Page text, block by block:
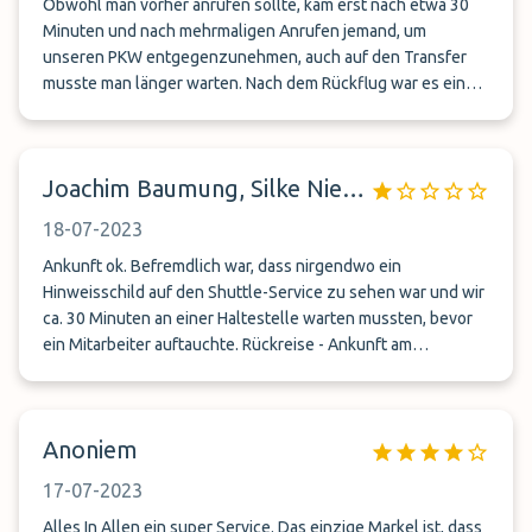
Obwohl man vorher anrufen sollte, kam erst nach etwa 30
Minuten und nach mehrmaligen Anrufen jemand, um
unseren PKW entgegenzunehmen, auch auf den Transfer
musste man länger warten. Nach dem Rückflug war es eine
Stunde und 5 Anrufen kam dann endlich der Fahrer und
musste man selbst in den Bulli rein- und rauswuchten) und
Freundlichkeit war auch Fehlanzeige. Wir empfehlen diesen
Parkanbietet NICHT weiter!
Joachim Baumung, Silke Niessen
18-07-2023
Ankunft ok. Befremdlich war, dass nirgendwo ein
Hinweisschild auf den Shuttle-Service zu sehen war und wir
ca. 30 Minuten an einer Haltestelle warten mussten, bevor
ein Mitarbeiter auftauchte. Rückreise - Ankunft am
geplant am 14.07. gegen 19.00 Uhr abholen. Wir
Shuttleservices über die Verspätung und die Ankunftszeit
am Samstag und erhielten die Auskunft, es sei kein Problem.
Anoniem
17-07-2023
Alles In Allen ein super Service. Das einzige Markel ist, dass